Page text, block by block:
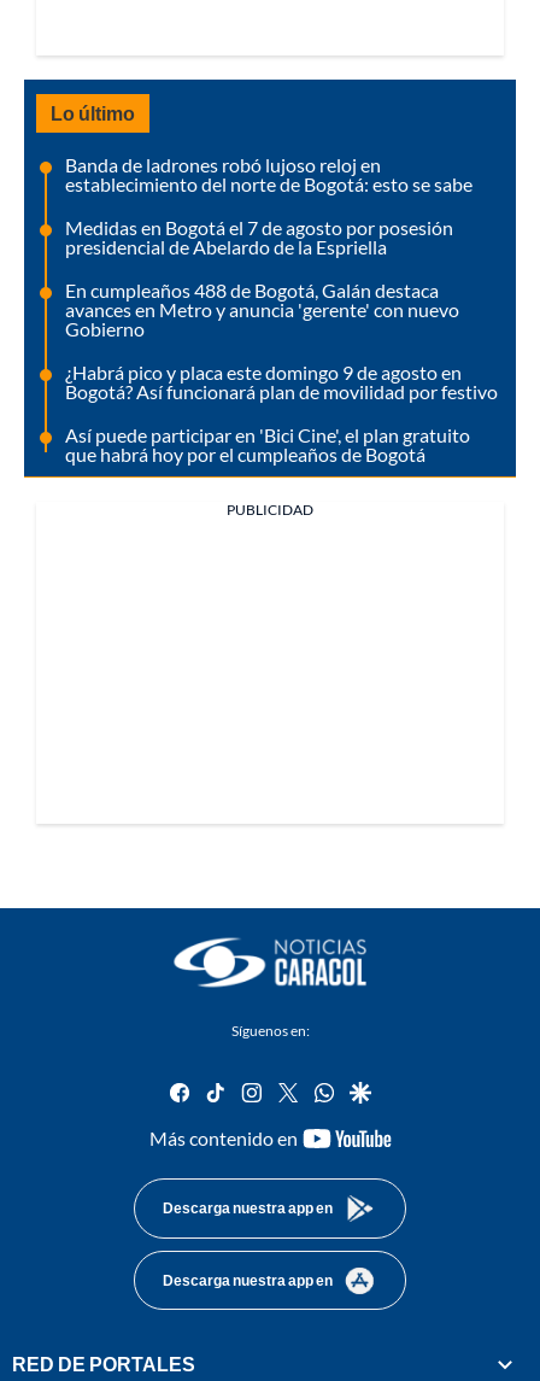
Lo último
Banda de ladrones robó lujoso reloj en
establecimiento del norte de Bogotá: esto se sabe
Medidas en Bogotá el 7 de agosto por posesión
presidencial de Abelardo de la Espriella
En cumpleaños 488 de Bogotá, Galán destaca
avances en Metro y anuncia 'gerente' con nuevo
Gobierno
¿Habrá pico y placa este domingo 9 de agosto en
Bogotá? Así funcionará plan de movilidad por festivo
Así puede participar en 'Bici Cine', el plan gratuito
que habrá hoy por el cumpleaños de Bogotá
PUBLICIDAD
Síguenos en:
facebook
tiktok instagram
twitterwhatsapp
google
Más contenido en
youtube-
Descarga nuestra app en
Descarga nuestra app en
RED DE PORTALES